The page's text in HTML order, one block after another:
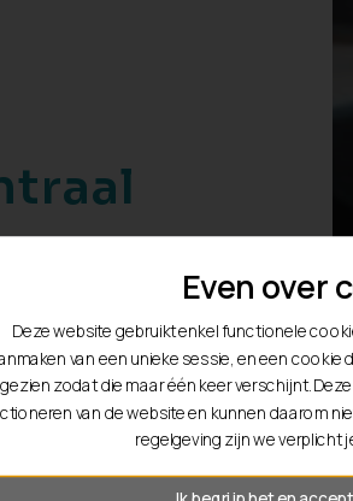
gezin de best
preventie tot
Even over
Deze website gebruikt enkel functionele
van een unieke sessie, en een
gezien zodat die maar één keer verschijnt.
van de website en kunnen daarom
regelgeving zijn we verplicht